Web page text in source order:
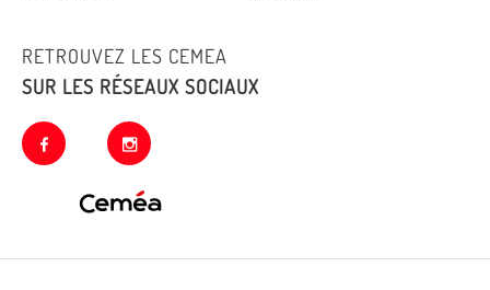
RETROUVEZ LES CEMEA
SUR LES RÉSEAUX SOCIAUX
facebook instagram